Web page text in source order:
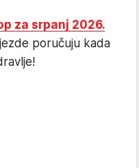
za srpanj 2026.
poručuju kada